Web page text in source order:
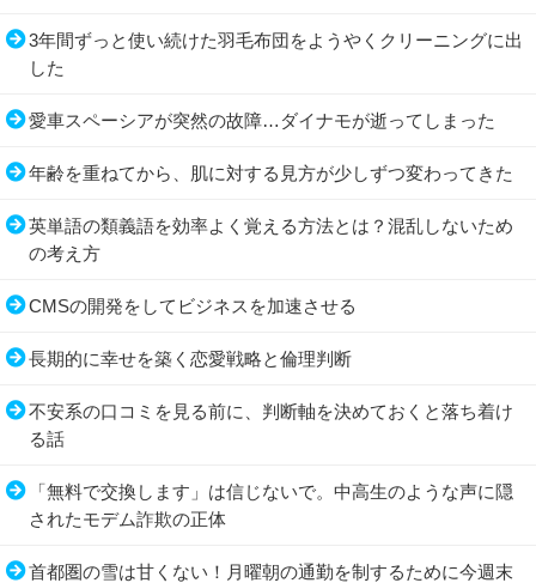
3年間ずっと使い続けた羽毛布団をようやくクリーニングに出
した
愛車スペーシアが突然の故障…ダイナモが逝ってしまった
年齢を重ねてから、肌に対する見方が少しずつ変わってきた
英単語の類義語を効率よく覚える方法とは？混乱しないため
の考え方
CMSの開発をしてビジネスを加速させる
長期的に幸せを築く恋愛戦略と倫理判断
不安系の口コミを見る前に、判断軸を決めておくと落ち着け
る話
「無料で交換します」は信じないで。中高生のような声に隠
されたモデム詐欺の正体
首都圏の雪は甘くない！月曜朝の通勤を制するために今週末